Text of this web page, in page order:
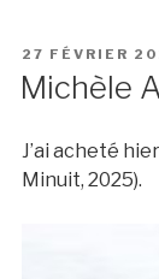
PUBLIÉ
27 FÉVRIER
Michèle
J’ai acheté hier
Minuit, 2025).